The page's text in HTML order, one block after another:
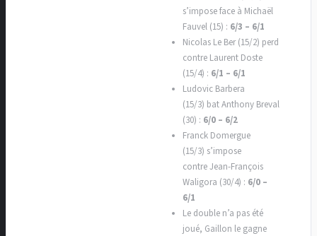
s’impose face à Michaël
Fauvel (15) : 6/3 – 6/1
Nicolas Le Ber (15/2) perd
contre Laurent Doste
(15/4) : 6/1 – 6/1
Ludovic Barbera
(15/3) bat Anthony Breval
(30) : 6/0 – 6/2
Franck Domergue
(15/3) s’impose
contre Jean-François
Waligora (30/4) : 6/0 –
6/1
Le double n’a pas été
joué, Gaillon le gagne